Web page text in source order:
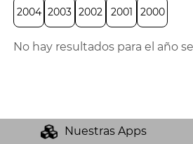
2004 2003 2002 2001 2000
No hay resultados para el año
Nuestras Apps